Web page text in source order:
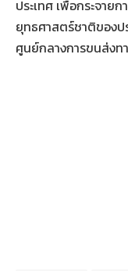
ประเทศ เพื่อกระจาย
ยุทธศาสตร์ชาติของ
ศูนย์กลางการขนส่งท